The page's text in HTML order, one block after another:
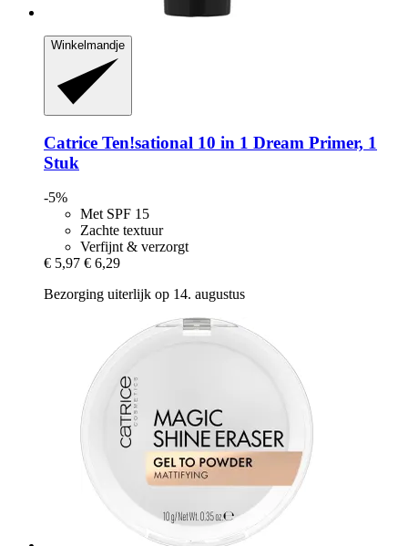
Winkelmandje
Catrice Ten!sational 10 in 1 Dream Primer, 1
Stuk
-5%
Met SPF 15
Zachte textuur
Verfijnt & verzorgt
€ 5,97 € 6,29
Bezorging uiterlijk op 14. augustus